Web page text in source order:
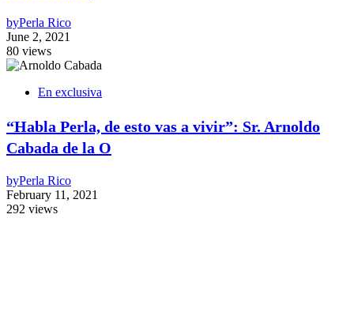
byPerla Rico
June 2, 2021
80 views
En exclusiva
“Habla Perla, de esto vas a vivir”: Sr. Arnoldo
Cabada de la O
byPerla Rico
February 11, 2021
292 views